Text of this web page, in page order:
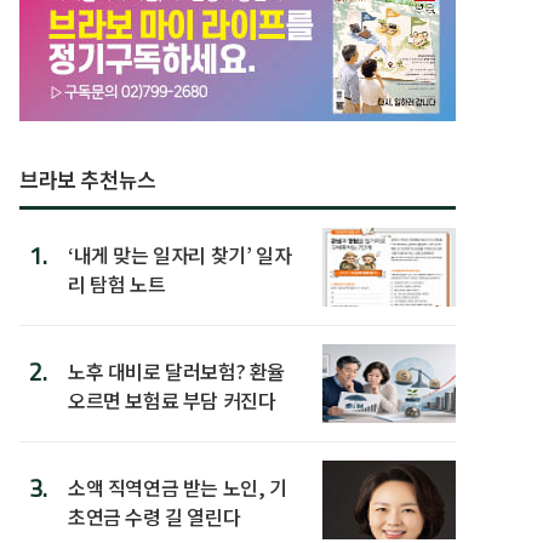
브라보 추천뉴스
1.
‘내게 맞는 일자리 찾기’ 일자
리 탐험 노트
2.
노후 대비로 달러보험? 환율
오르면 보험료 부담 커진다
3.
소액 직역연금 받는 노인, 기
초연금 수령 길 열린다